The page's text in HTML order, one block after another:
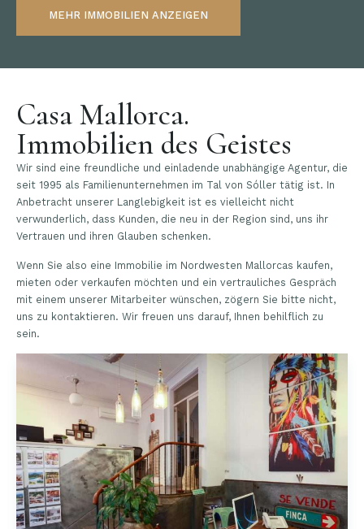
MEHR IMMOBILIEN ANZEIGEN
Casa Mallorca.
Immobilien des Geistes
Wir sind eine freundliche und einladende unabhängige Agentur, die
seit 1995 als Familienunternehmen im Tal von Sóller tätig ist. In
Anbetracht unserer Langlebigkeit ist es vielleicht nicht
verwunderlich, dass Kunden, die neu in der Region sind, uns ihr
Vertrauen und ihren Glauben schenken.
Wenn Sie also eine Immobilie im Nordwesten Mallorcas kaufen,
mieten oder verkaufen möchten und ein vertrauliches Gespräch
mit einem unserer Mitarbeiter wünschen, zögern Sie bitte nicht,
uns zu kontaktieren. Wir freuen uns darauf, Ihnen behilflich zu
sein.